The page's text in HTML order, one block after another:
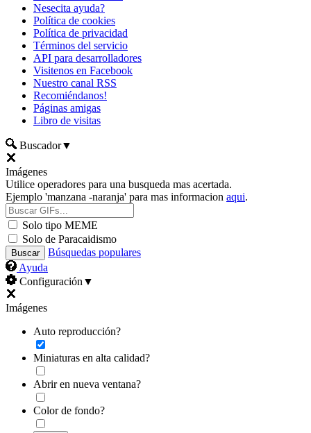
Nesecita ayuda?
Política de cookies
Política de privacidad
Términos del servicio
API para desarrolladores
Visitenos en Facebook
Nuestro canal RSS
Recomiéndanos!
Páginas amigas
Libro de visitas
Buscador▼
Imágenes
Utilice operadores para una busqueda mas acertada.
Ejemplo 'manzana -naranja' para mas informacion aqui.
Solo tipo MEME
Solo de Paracaidismo
Búsquedas populares
Ayuda
Configuración ▼
Imágenes
Auto reproducción?
Miniaturas en alta calidad?
Abrir en nueva ventana?
Color de fondo?